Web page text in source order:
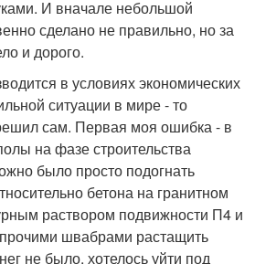
И вначале небольшой
сделано не правильно, но за
и дорого.
в условиях экономических
ситуации в мире - то
сам. Первая моя ошибка - в
на фазе строительства
было просто подогнать
бетона на гранитном
раствором подвижности П4 и
швабрами растащить
не было, хотелось уйти под